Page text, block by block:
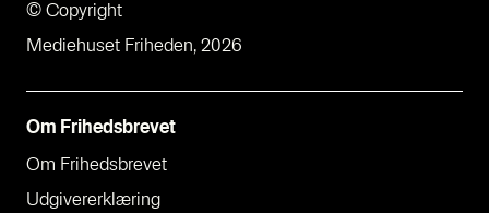
Om Fri­heds­bre­vet
Om Fri­heds­bre­vet
Udgi­ve­rer­klæ­ring
Mediehuset Friheden, 2026
© Copyright